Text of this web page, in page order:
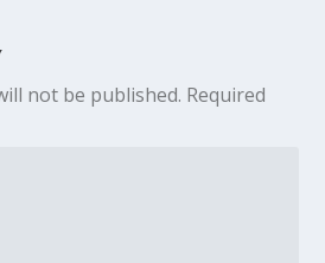
not be published. Required